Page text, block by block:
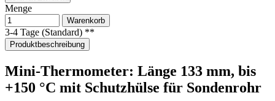
Menge
Warenkorb
3-4 Tage (Standard) **
Produktbeschreibung
Mini-Thermometer: Länge 133 mm, bis
+150 °C mit Schutzhülse für Sondenrohr